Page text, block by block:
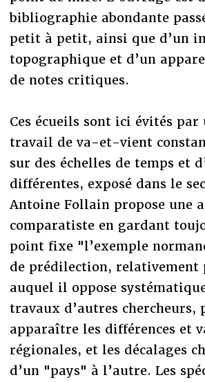
bibliographie abondante
petit à petit, ainsi que d’un
topographique et d’un
de notes critiques.
Ces écueils sont ici évités
travail de va-et-vient
sur des échelles de temps et
différentes, exposé dans le
Antoine Follain propose une
comparatiste en gardant
point fixe "l’exemple
de prédilection, relativement
auquel il oppose
travaux d’autres chercheurs,
apparaître les différences et
régionales, et les décalages
d’un "pays" à l’autre. Les